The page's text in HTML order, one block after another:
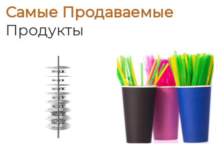
Самые Продаваемые
Продукты